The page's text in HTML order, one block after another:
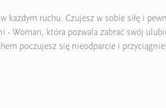
ruchu. Czujesz w sobie siłę i
Woman, która pozwala zabrać swój
poczujesz się nieodparcie i